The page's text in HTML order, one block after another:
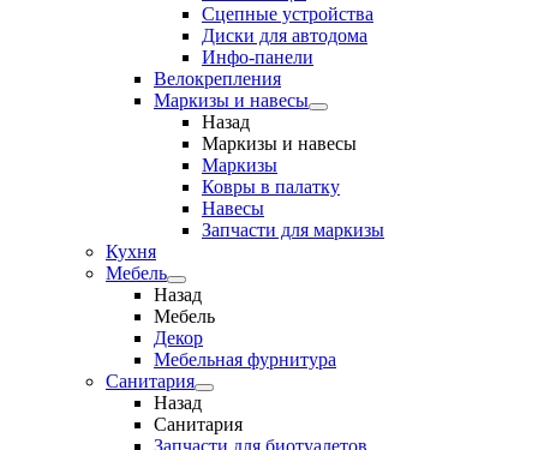
Сцепные устройства
Диски для автодома
Инфо-панели
Велокрепления
Маркизы и навесы
Назад
Маркизы и навесы
Маркизы
Ковры в палатку
Навесы
Запчасти для маркизы
Кухня
Мебель
Назад
Мебель
Декор
Мебельная фурнитура
Санитария
Назад
Санитария
Запчасти для биотуалетов